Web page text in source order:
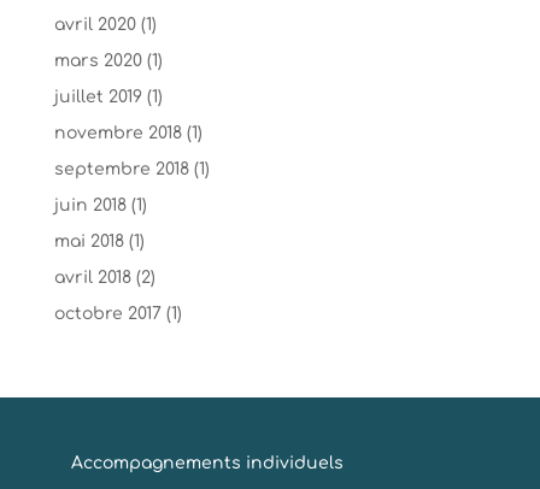
avril 2020(1)
mars 2020(1)
juillet 2019(1)
novembre 2018(1)
septembre 2018(1)
juin 2018(1)
mai 2018(1)
avril 2018(2)
octobre 2017 (1)
Accompagnements individuels